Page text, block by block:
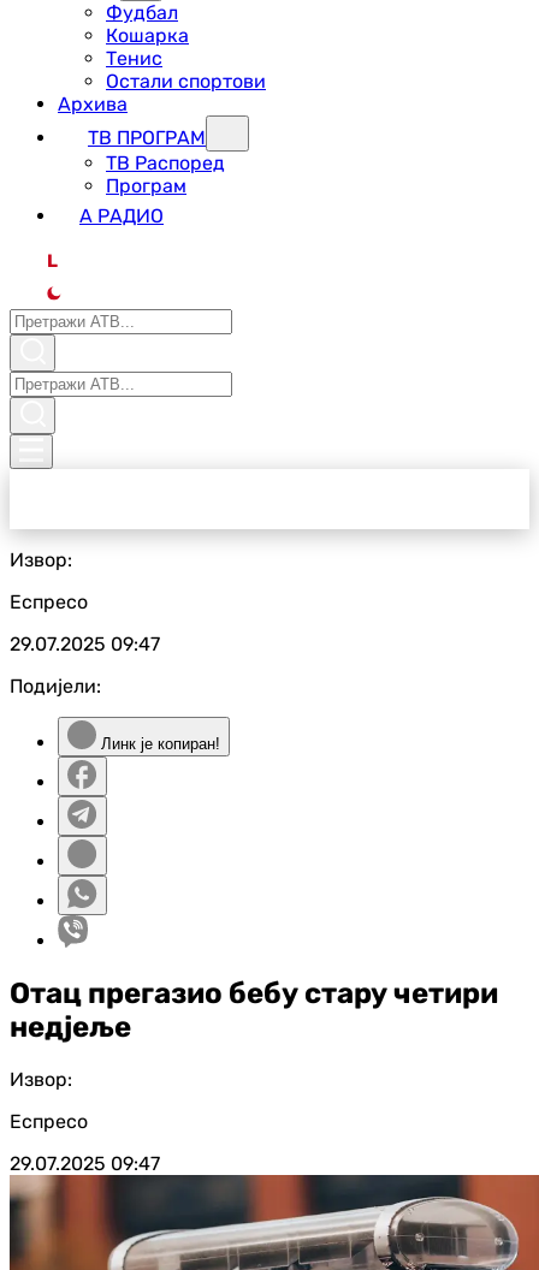
Фудбал
Кошарка
Тенис
Остали спортови
Архива
ТВ ПРОГРАМ
ТВ Распоред
Програм
А РАДИО
L
Извор:
Еспресо
29.07.2025 09:47
Подијели:
Линк је копиран!
Отац прегазио бебу стару четири
недјеље
Извор:
Еспресо
29.07.2025 09:47